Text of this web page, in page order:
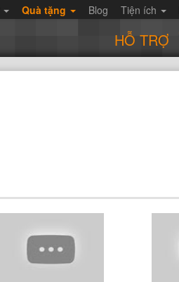
Quà tặng Blog Tiện ích
HỖ TRỢ